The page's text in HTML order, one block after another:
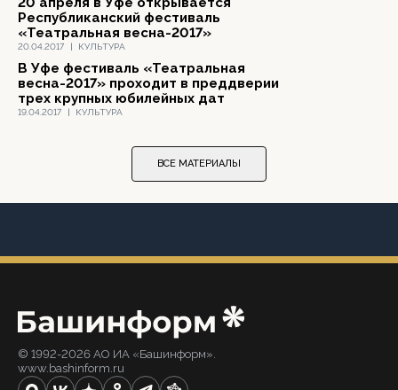
20.04.2017 | КУЛЬТУРА
Республиканский фестиваль
«Театральная весна-2017»
19.04.2017 | КУЛЬТУРА
В Уфе фестиваль «Театральная
весна-2017» проходит в преддверии
трех крупных юбилейных дат
ВСЕ МАТЕРИАЛЫ
© 1992-2026 АО ИА «Башинформ».
www.bashinform.ru